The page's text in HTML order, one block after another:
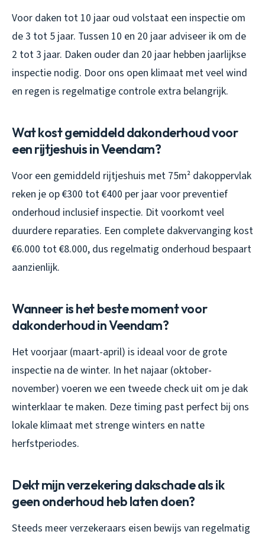
Voor daken tot 10 jaar oud volstaat een inspectie om
de 3 tot 5 jaar. Tussen 10 en 20 jaar adviseer ik om de
2 tot 3 jaar. Daken ouder dan 20 jaar hebben jaarlijkse
inspectie nodig. Door ons open klimaat met veel wind
en regen is regelmatige controle extra belangrijk.
Wat kost gemiddeld dakonderhoud voor
een rijtjeshuis in Veendam?
Voor een gemiddeld rijtjeshuis met 75m² dakoppervlak
reken je op €300 tot €400 per jaar voor preventief
onderhoud inclusief inspectie. Dit voorkomt veel
duurdere reparaties. Een complete dakvervanging kost
€6.000 tot €8.000, dus regelmatig onderhoud bespaart
aanzienlijk.
Wanneer is het beste moment voor
dakonderhoud in Veendam?
Het voorjaar (maart-april) is ideaal voor de grote
inspectie na de winter. In het najaar (oktober-
november) voeren we een tweede check uit om je dak
winterklaar te maken. Deze timing past perfect bij ons
lokale klimaat met strenge winters en natte
herfstperiodes.
Dekt mijn verzekering dakschade als ik
geen onderhoud heb laten doen?
Steeds meer verzekeraars eisen bewijs van regelmatig